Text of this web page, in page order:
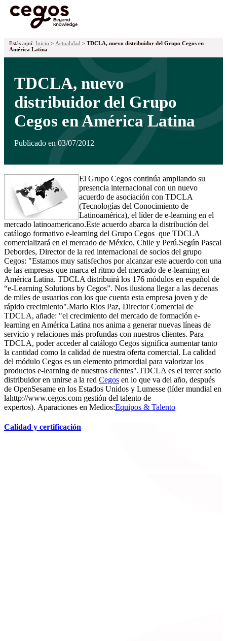
¡Ya tenemos premiados! Descubre los proyectos galardonados en la
XVII edición de los Premios Cegos haciendo
Estás aquí: Inicio > Actualidad > TDCLA, nuevo distribuidor del Grupo Cegos en
América Latina
TDCLA, nuevo
distribuidor del Grupo
Cegos en América Latina
Publicado en 03/07/2012
El Grupo Cegos continúa ampliando su
presencia internacional con un nuevo
acuerdo de asociación con TDCLA
(Tecnologías del Conocimiento de
Latinoamérica), el líder de e-learning en el
mercado latinoamericano.Este acuerdo abarca la distribución del
catálogo formativo e-learning del Grupo Cegos que TDCLA
comercializará en el mercado de México, Chile y Perú.Según Pascal
Debordes, Director de la red internacional de socios del grupo
Cegos: "Estamos muy satisfechos por alcanzar este acuerdo con una
de las empresas que marca el ritmo del mercado de e-learning en
América Latina. TDCLA distribuirá los 176 módulos en español de
“e-Learning Solutions by Cegos”. Nos ilusiona llegar a las decenas
de miles de usuarios con los que cuenta esta empresa joven y de
rápido crecimiento".Mario Rios Paz, Director Comercial de
TDCLA, añade: "el crecimiento del mercado de formación e-
learning en América Latina nos anima a generar nuevas líneas de
servicio y relaciones más profundas con nuestros clientes. Para
TDCLA, poder acceder al catálogo Cegos significa aumentar tanto
la cantidad como la calidad de nuestra oferta comercial. La calidad
del módulo Cegos es un elemento primordial para valorizar los
productos e-learning de nuestros clientes".TDCLA es el tercer socio
distribuidor en unirse a la red Cegos en lo que va del año, después
de OpenSesame en los Estados Unidos y Lumesse (líder mundial en
lahttp://www.cegos.com gestión del talento de
expertos). Aparaciones en Medios:Equipos & Talento
Calidad y certificación